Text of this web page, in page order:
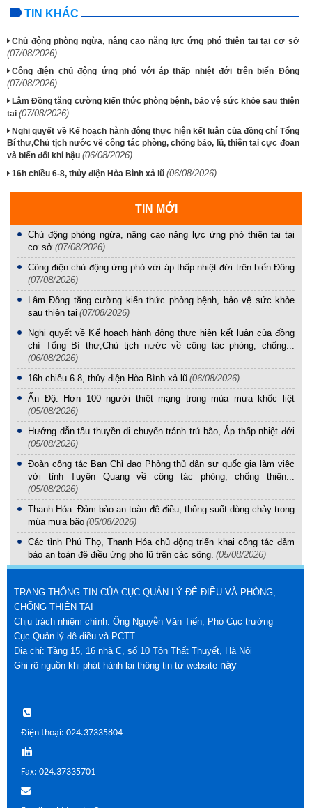
TIN KHÁC
Chủ động phòng ngừa, nâng cao năng lực ứng phó thiên tai tại cơ sở
(07/08/2026)
Công điện chủ động ứng phó với áp thấp nhiệt đới trên biển Đông
(07/08/2026)
Lâm Đồng tăng cường kiến thức phòng bệnh, bảo vệ sức khỏe sau thiên
tai (07/08/2026)
Nghị quyết về Kế hoạch hành động thực hiện kết luận của đồng chí Tổng
Bí thư,Chủ tịch nước về công tác phòng, chống bão, lũ, thiên tai cực đoan
và biến đổi khí hậu (06/08/2026)
16h chiều 6-8, thủy điện Hòa Bình xả lũ (06/08/2026)
TIN MỚI
Chủ động phòng ngừa, nâng cao năng lực ứng phó thiên tai tại
cơ sở (07/08/2026)
Công điện chủ động ứng phó với áp thấp nhiệt đới trên biển Đông
(07/08/2026)
Lâm Đồng tăng cường kiến thức phòng bệnh, bảo vệ sức khỏe
sau thiên tai (07/08/2026)
Nghị quyết về Kế hoạch hành động thực hiện kết luận của đồng
chí Tổng Bí thư,Chủ tịch nước về công tác phòng, chống...
(06/08/2026)
16h chiều 6-8, thủy điện Hòa Bình xả lũ (06/08/2026)
Ấn Độ: Hơn 100 người thiệt mạng trong mùa mưa khốc liệt
(05/08/2026)
Hướng dẫn tầu thuyền di chuyển tránh trú bão, Áp thấp nhiệt đới
(05/08/2026)
Đoàn công tác Ban Chỉ đạo Phòng thủ dân sự quốc gia làm việc
với tỉnh Tuyên Quang về công tác phòng, chống thiên...
(05/08/2026)
Thanh Hóa: Đảm bảo an toàn đê điều, thông suốt dòng chảy trong
mùa mưa bão (05/08/2026)
Các tỉnh Phú Thọ, Thanh Hóa chủ động triển khai công tác đảm
bảo an toàn đê điều ứng phó lũ trên các sông. (05/08/2026)
TRANG THÔNG TIN CỦA CỤC QUẢN LÝ ĐÊ ĐIỀU VÀ PHÒNG,
CHỐNG THIÊN TAI
Chịu trách nhiệm chính: Ông Nguyễn Văn Tiến, Phó Cục trưởng
Cục Quản lý đê điều và PCTT
Địa chỉ: Tầng 15, 16 nhà C, số 10 Tôn Thất Thuyết, Hà Nội
Ghi rõ nguồn khi phát hành lại thông tin từ website này
Điện thoại: 024.37335804
Fax: 024.37335701